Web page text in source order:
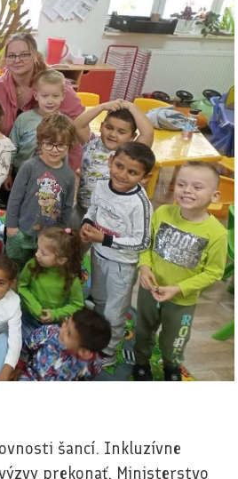
šancí. Inkluzívne
prekonať. Ministerstvo